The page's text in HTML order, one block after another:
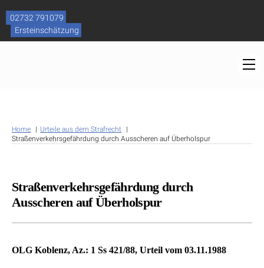
content
02732 791079
Ersteinschätzung
Home
Urteile aus dem Strafrecht
Straßenverkehrsgefährdung durch Ausscheren auf Überholspur
Straßenverkehrsgefährdung durch
Ausscheren auf Überholspur
OLG Koblenz, Az.: 1 Ss 421/88, Urteil vom 03.11.1988